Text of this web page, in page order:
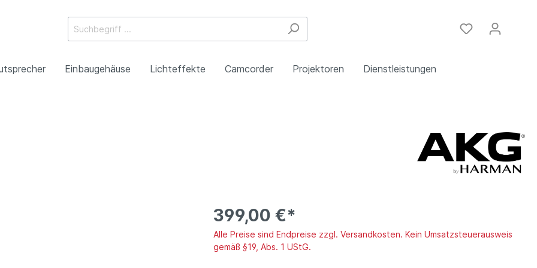
Einbaugehäuse Lichteffekte Camcorder Projektoren Dienstleistungen
Festinstallation
Steuergeräte
Camcorder
399,00 €*
Alle Preise sind Endpreise zzgl. Versandkosten. Kein Umsatzsteuerausweis
gemäß §19, Abs. 1 UStG.